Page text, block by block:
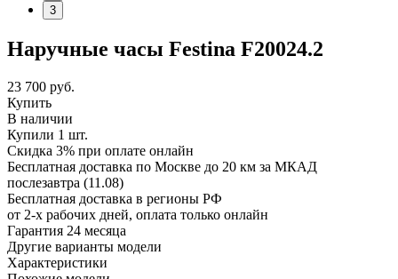
3
Наручные часы Festina F20024.2
23 700 руб.
Купить
В наличии
Купили 1 шт.
Скидка 3% при оплате онлайн
Бесплатная доставка по Москве до 20 км за МКАД
послезавтра (11.08)
Бесплатная доставка в регионы РФ
от 2-х рабочих дней, оплата только онлайн
Гарантия 24 месяца
Другие варианты модели
Характеристики